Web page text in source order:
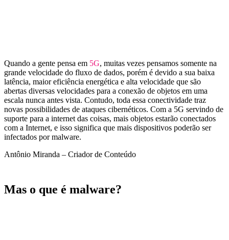
Quando a gente pensa em 5G, muitas vezes pensamos somente na
grande velocidade do fluxo de dados, porém é devido a sua baixa
latência, maior eficiência energética e alta velocidade que são
abertas diversas velocidades para a conexão de objetos em uma
escala nunca antes vista. Contudo, toda essa conectividade traz
novas possibilidades de ataques cibernéticos. Com a 5G servindo de
suporte para a internet das coisas, mais objetos estarão conectados
com a Internet, e isso significa que mais dispositivos poderão ser
infectados por malware.
Antônio Miranda – Criador de Conteúdo
Mas o que é malware?